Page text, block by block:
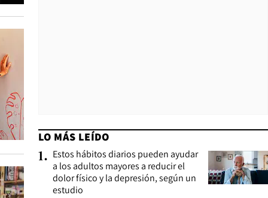
LO MÁS LEÍDO
1. Estos hábitos diarios pueden ayudar
a los adultos mayores a reducir el
dolor físico y la depresión, según un
estudio